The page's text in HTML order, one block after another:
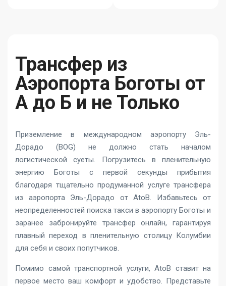
Трансфер из
Аэропорта Боготы от
А до Б и не Только
Приземление в международном аэропорту Эль-
Дорадо (BOG) не должно стать началом
логистической суеты. Погрузитесь в пленительную
энергию Боготы с первой секунды прибытия
благодаря тщательно продуманной услуге трансфера
из аэропорта Эль-Дорадо от AtoB. Избавьтесь от
неопределенностей поиска такси в аэропорту Боготы и
заранее забронируйте трансфер онлайн, гарантируя
плавный переход в пленительную столицу Колумбии
для себя и своих попутчиков.
Помимо самой транспортной услуги, AtoB ставит на
первое место ваш комфорт и удобство. Представьте